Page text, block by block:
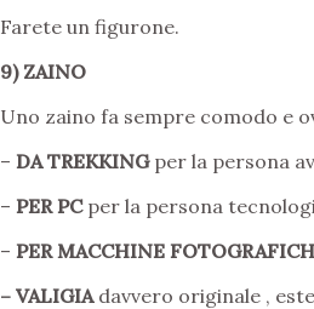
Farete un figurone.
9) ZAINO
Uno zaino fa sempre comodo e
– DA TREKKING per la persona
– PER PCper la persona
– PER MACCHINE
– VALIGIA davvero originale ,